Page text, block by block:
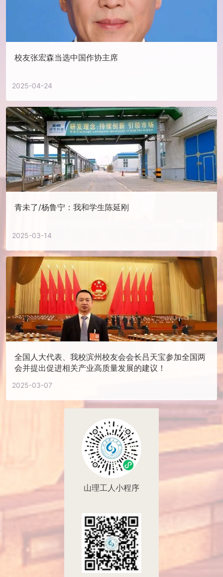
校友张宏森当选中国作协主席
2025-04-24
青未了/杨鲁宁：我和学生陈延刚
2025-03-14
全国人大代表、我校滨州校友会会长吕天宝参加全国两
会并提出促进相关产业高质量发展的建议！
2025-03-07
山理工人小程序